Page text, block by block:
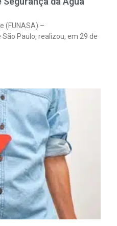
(FUNASA) –
Paulo, realizou, em 29 de